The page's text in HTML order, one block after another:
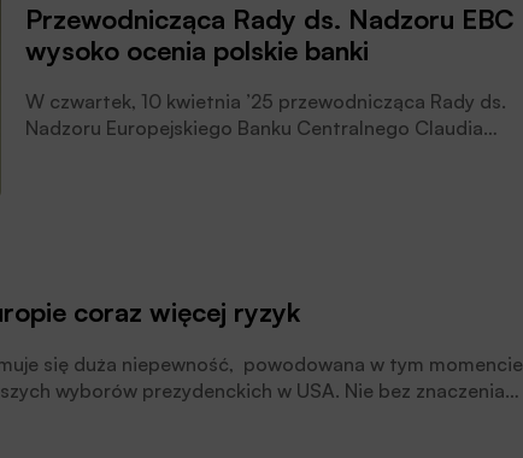
Przewodnicząca Rady ds. Nadzoru EBC
wysoko ocenia polskie banki
W czwartek, 10 kwietnia ’25 przewodnicząca Rady ds.
Nadzoru Europejskiego Banku Centralnego Claudia
coraz więcej ryzyk
się duża niepewność, powodowana w tym momencie
wyborów prezydenckich w USA. Nie bez znaczenia